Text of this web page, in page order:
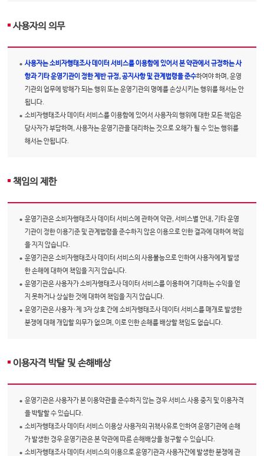
사용자의 의무
사용자는 소비자행태조사 데이터 서비스를 이용함에 있어서 본 약관에서 규정하는 사
항과 기타 운영기관이 정한 제반 규정, 공지사항 및 관계법령을 준수하여야 하며, 운영
기관의 업무에 방해가 되는 행위 또는 운영기관의 명예를 손상시키는 행위를 해서는 안
됩니다.
소비자행태조사 데이터 서비스를 이용함에 있어서 사용자의 행위에 대한 모든 책임은
당사자가 부담하며, 사용자는 운영기관을 대리하는 것으로 오해가 될 수 있는 행위를
해서는 안됩니다.
책임의 제한
운영기관은 소비자행태조사 데이터 서비스에 관하여 약관, 서비스별 안내, 기타 운영
기관이 정한 이용기준 및 관계법령을 준수하지 않은 이용으로 인한 결과에 대하여 책임
을 지지 않습니다.
운영기관은 소비자행태조사 데이터 서비스의 사용불능으로 인하여 사용자에게 발생
한 손해에 대하여 책임을 지지 않습니다.
운영기관은 사용자가 소비자행태조사 데이터 서비스를 이용하여 기대하는 수익을 얻
지 못하거나 상실한 것에 대하여 책임을 지지 않습니다.
운영기관은 사용자·제 3자 상호 간에 소비자행태조사 데이터 서비스를 매개로 발생한
분쟁에 대해 개입할 의무가 없으며, 이로 인한 손해를 배상할 책임도 없습니다.
이용자격 박탈 및 손해배상
운영기관은 사용자가 본 이용약관을 준수하지 않는 경우 서비스 사용 중지 및 이용자격
을 박탈할 수 있습니다.
소비자행태조사 데이터 서비스 이용상 사용자의 귀책사유로 인하여 운영기관에 손해
가 발생한 경우 운영기관은 본 약관에 따른 손해배상을 청구할 수 있습니다.
소비자행태조사 데이터 서비스의 이용으로 운영기관과 사용자간에 발생한 분쟁에 관